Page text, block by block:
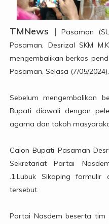
TMNews | Pasaman
Pasaman, Desrizal SKM
mengembalikan berkas
Pasaman, Selasa (7/05/2024).
Sebelum mengembalikan
Bupati diawali dengan
agama dan tokoh
Calon Bupati Pasaman
Sekretariat Partai
.1.Lubuk Sikaping
tersebut.
Partai Nasdem beserta tim